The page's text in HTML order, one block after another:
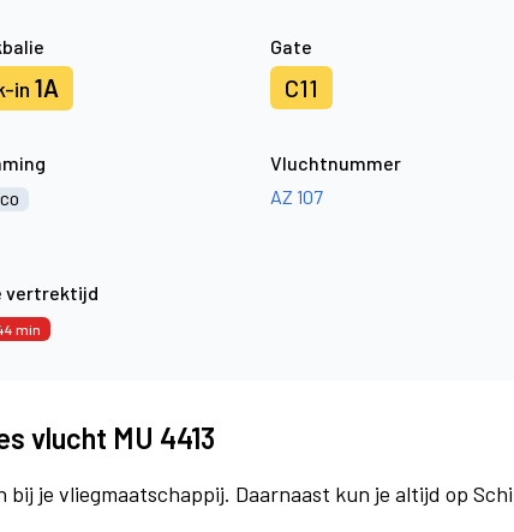
in 1A
Gate
C11
Vluchtnummer
AZ 107
vertrektijd
min
vlucht MU 4413
je vliegmaatschappij. Daarnaast kun je altijd op